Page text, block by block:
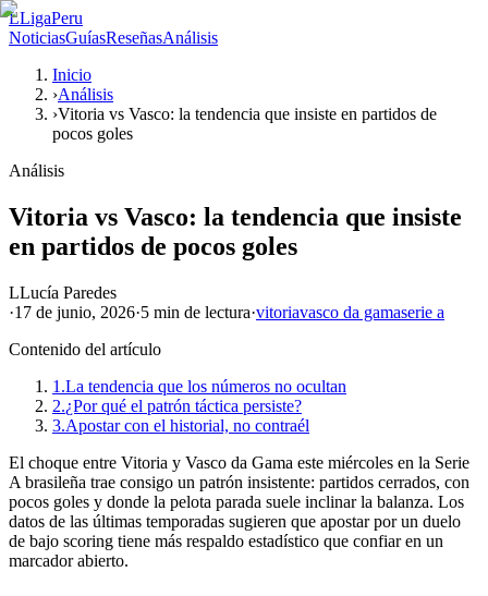
LLigaPeru
NoticiasGuíasReseñasAnálisis
Inicio
›Análisis
›Vitoria vs Vasco: la tendencia que insiste en partidos de
pocos goles
Análisis
Vitoria vs Vasco: la tendencia que insiste
en partidos de pocos goles
LLucía Paredes
·17 de junio, 2026·5 min de lectura·vitoriavasco da gamaserie a
Contenido del artículo
1.La tendencia que los números no ocultan
2.¿Por qué el patrón táctica persiste?
3.Apostar con el historial, no contraél
El choque entre Vitoria y Vasco da Gama este miércoles en la Serie
A brasileña trae consigo un patrón insistente: partidos cerrados, con
pocos goles y donde la pelota parada suele inclinar la balanza. Los
datos de las últimas temporadas sugieren que apostar por un duelo
de bajo scoring tiene más respaldo estadístico que confiar en un
marcador abierto.